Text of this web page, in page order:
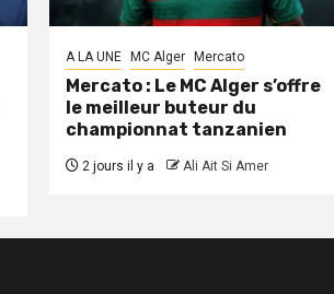
A LA UNE MC Alger Mercato
Mercato : Le MC Alger s’offre
le meilleur buteur du
championnat tanzanien
2 jours il y a Ali Ait Si Amer